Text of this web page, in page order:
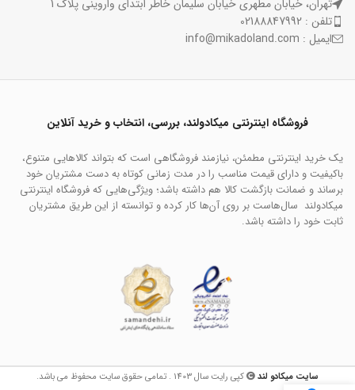
تهران، خیابان مطهری خیابان سلیمان خاطر ابتدای واروینی پلاک 1
تلفن : 02188847992
ایمیل : info@mikadoland.com
فروشگاه اینترنتی میکادولند، بررسی، انتخاب و خرید آنلاین
یک خرید اینترنتی مطمئن، نیازمند فروشگاهی است که بتواند کالاهایی متنوع،
باکیفیت و دارای قیمت مناسب را در مدت زمانی کوتاه به دست مشتریان خود
برساند و ضمانت بازگشت کالا هم داشته باشد؛ ویژگی‌هایی که فروشگاه اینترنتی
میکادولند سال‌هاست بر روی آن‌ها کار کرده و توانسته از این طریق مشتریان
ثابت خود را داشته باشد.
سایت میکادو لند کپی رایت سال 1403 . تمامی حقوق سایت محفوظ می باشد.